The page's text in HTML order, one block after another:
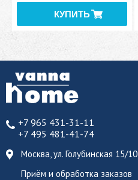
+7 965 431-31-11
+7 495 481-41-74
Москва, ул. Голубинская 15/10
Приём и обработка заказов